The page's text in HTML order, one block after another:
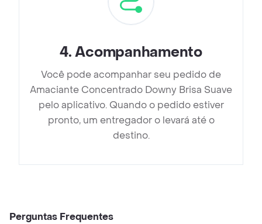
4.Acompanhamento
Você pode acompanhar seu pedido de
Amaciante Concentrado Downy Brisa Suave
pelo aplicativo. Quando o pedido estiver
pronto, um entregador o levará até o
destino.
Perguntas Frequentes